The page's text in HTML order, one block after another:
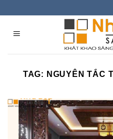
content
TAG: NGUYÊN TẮC